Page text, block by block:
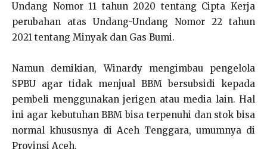
Undang Nomor 11 tahun 2020 tentang Cipta Kerja
perubahan atas Undang-Undang Nomor 22 tahun
2021 tentang Minyak dan Gas Bumi.
Namun demikian, Winardy mengimbau pengelola
SPBU agar tidak menjual BBM bersubsidi kepada
pembeli menggunakan jerigen atau media lain. Hal
ini agar kebutuhan BBM bisa terpenuhi dan stok bisa
normal khususnya di Aceh Tenggara, umumnya di
Provinsi Aceh.